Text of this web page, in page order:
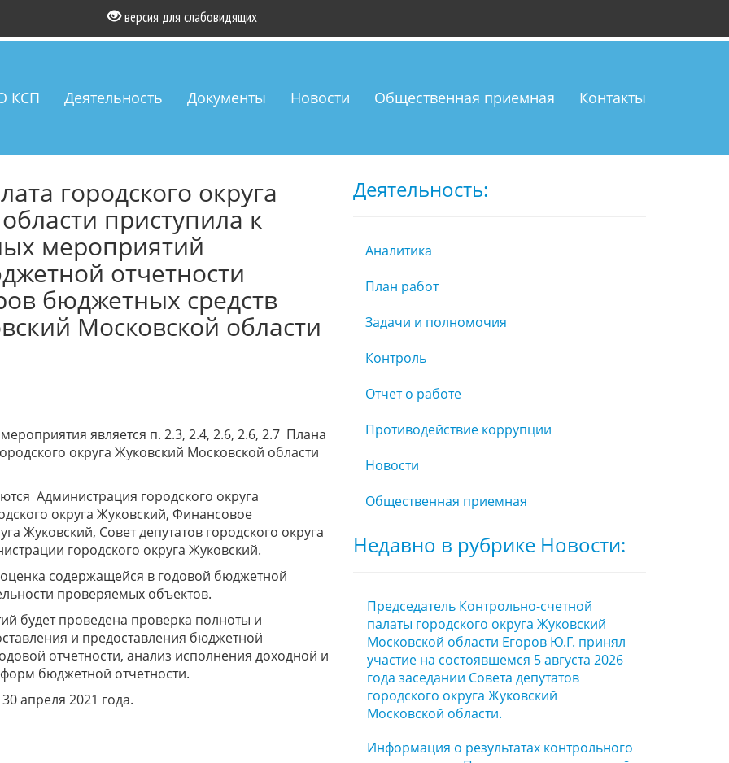
версия для слабовидящих
КСП Деятельность Документы Новости Общественная приемная Контакты
городского округа
приступила к
мероприятий
отчетности
бюджетных средств
Московской области
является п. 2.3, 2.4, 2.6, 2.6, 2.7 Плана
округа Жуковский Московской области
Администрация городского округа
округа Жуковский, Финансовое
Жуковский, Совет депутатов городского округа
городского округа Жуковский.
содержащейся в годовой бюджетной
проверяемых объектов.
будет проведена проверка полноты и
и предоставления бюджетной
отчетности, анализ исполнения доходной и
бюджетной отчетности.
апреля 2021 года.
Деятельность:
Аналитика
План работ
Задачи и полномочия
Контроль
Отчет о работе
Противодействие коррупции
Новости
Общественная приемная
Недавно в рубрике Новости:
Председатель Контрольно-счетной
палаты городского округа Жуковский
Московской области Егоров Ю.Г. принял
участие на состоявшемся 5 августа 2026
года заседании Совета депутатов
городского округа Жуковский
Московской области.
Информация о результатах контрольного